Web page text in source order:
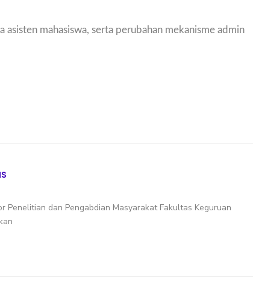
asisten mahasiswa, serta perubahan mekanisme admin
Penelitian dan Pengabdian Masyarakat Fakultas Keguruan